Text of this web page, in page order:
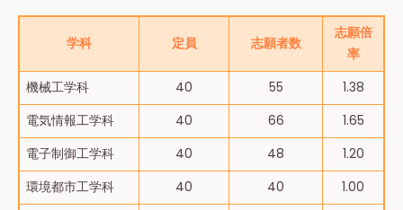
学科 定員 志願者数
志願倍
率
機械工学科
40 55
1.38
電気情報⼯学科
40 66
1.65
電子制御工学科
40 48
1.20
環境都市工学科
40 40
1.00